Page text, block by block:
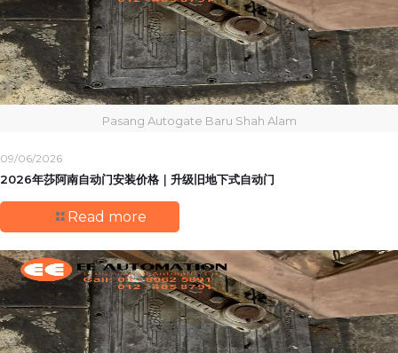
Pasang Autogate Baru Shah Alam
09/06/2026
2026年莎阿南自动门安装价格｜升级旧地下式自动门
Read more